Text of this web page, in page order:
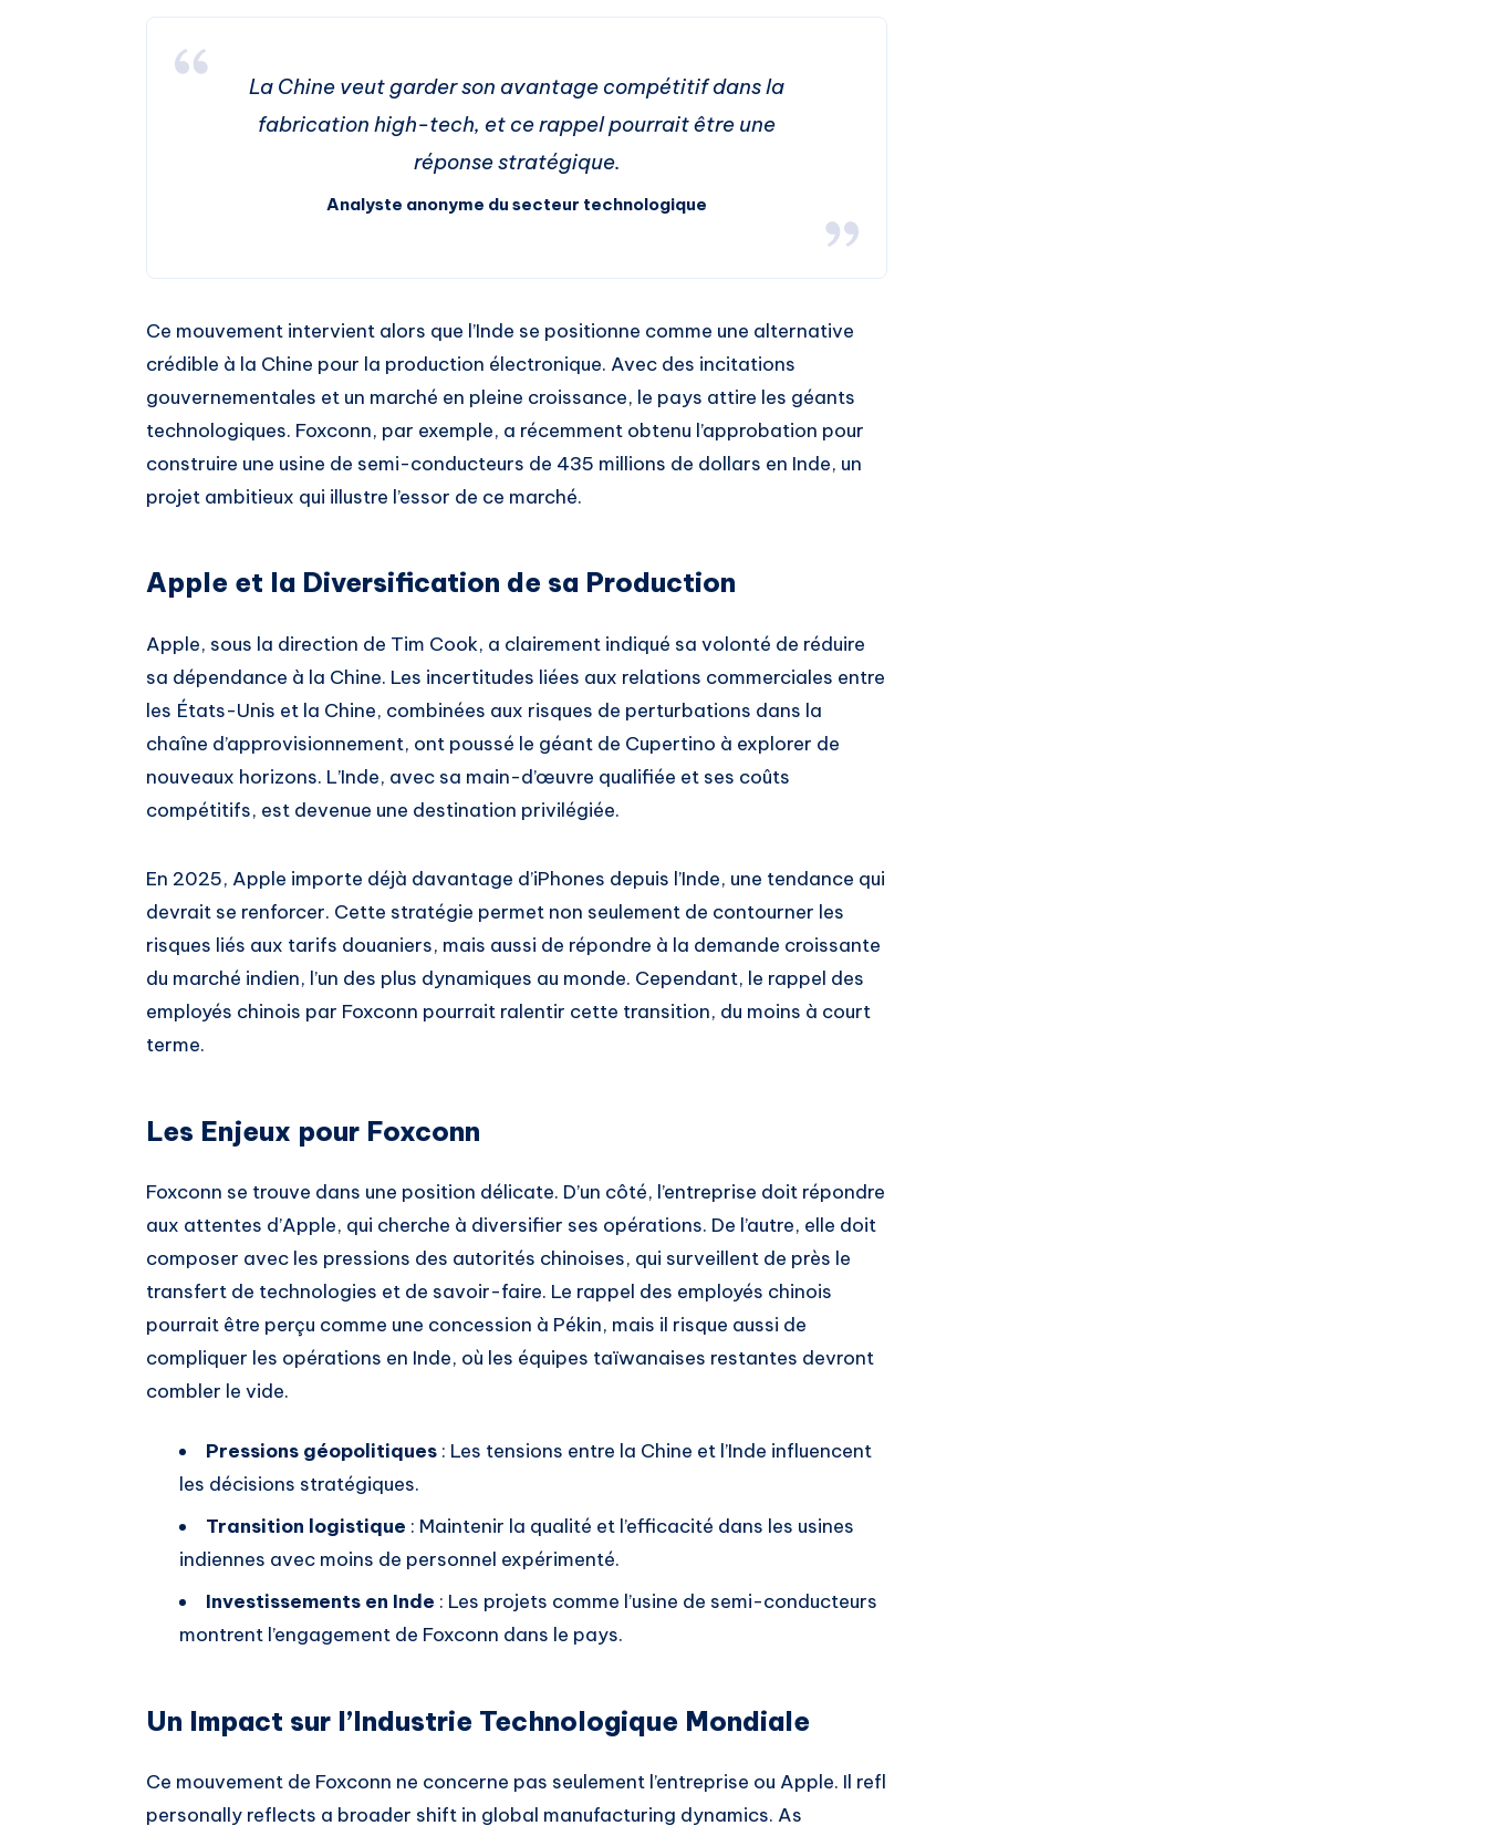
La Chine veut garder son avantage compétitif dans la
fabrication high-tech, et ce rappel pourrait être une
réponse stratégique.
Analyste anonyme du secteur technologique
Ce mouvement intervient alors que l’Inde se positionne comme une alternative
crédible à la Chine pour la production électronique. Avec des incitations
gouvernementales et un marché en pleine croissance, le pays attire les géants
technologiques. Foxconn, par exemple, a récemment obtenu l’approbation pour
construire une usine de semi-conducteurs de 435 millions de dollars en Inde, un
projet ambitieux qui illustre l’essor de ce marché.
Apple et la Diversification de sa Production
Apple, sous la direction de Tim Cook, a clairement indiqué sa volonté de réduire
sa dépendance à la Chine. Les incertitudes liées aux relations commerciales entre
les États-Unis et la Chine, combinées aux risques de perturbations dans la
chaîne d’approvisionnement, ont poussé le géant de Cupertino à explorer de
nouveaux horizons. L’Inde, avec sa main-d’œuvre qualifiée et ses coûts
compétitifs, est devenue une destination privilégiée.
En 2025, Apple importe déjà davantage d’iPhones depuis l’Inde, une tendance qui
devrait se renforcer. Cette stratégie permet non seulement de contourner les
risques liés aux tarifs douaniers, mais aussi de répondre à la demande croissante
du marché indien, l’un des plus dynamiques au monde. Cependant, le rappel des
employés chinois par Foxconn pourrait ralentir cette transition, du moins à court
terme.
Les Enjeux pour Foxconn
Foxconn se trouve dans une position délicate. D’un côté, l’entreprise doit répondre
aux attentes d’Apple, qui cherche à diversifier ses opérations. De l’autre, elle doit
composer avec les pressions des autorités chinoises, qui surveillent de près le
transfert de technologies et de savoir-faire. Le rappel des employés chinois
pourrait être perçu comme une concession à Pékin, mais il risque aussi de
compliquer les opérations en Inde, où les équipes taïwanaises restantes devront
combler le vide.
Pressions géopolitiques : Les tensions entre la Chine et l’Inde influencent
les décisions stratégiques.
Transition logistique : Maintenir la qualité et l’efficacité dans les usines
indiennes avec moins de personnel expérimenté.
Investissements en Inde : Les projets comme l’usine de semi-conducteurs
montrent l’engagement de Foxconn dans le pays.
Un Impact sur l’Industrie Technologique Mondiale
Ce mouvement de Foxconn ne concerne pas seulement l’entreprise ou Apple. Il refl
personally reflects a broader shift in global manufacturing dynamics. As